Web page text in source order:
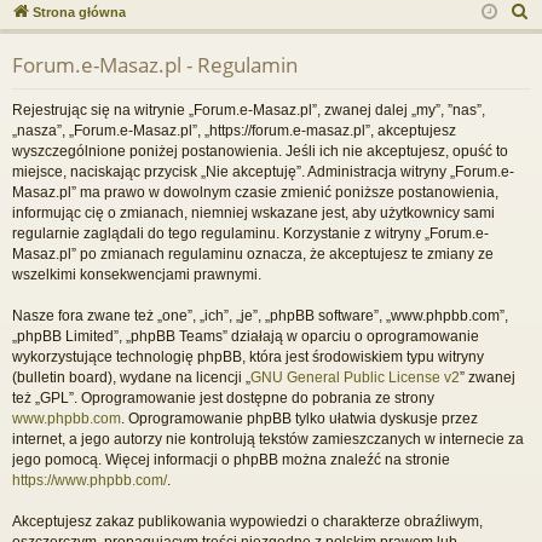
j
…
uj
ę
es
Strona główna
z
Forum.e-Masaz.pl - Regulamin
Rejestrując się na witrynie „Forum.e-Masaz.pl”, zwanej dalej „my”, ”nas”,
„nasza”, „Forum.e-Masaz.pl”, „https://forum.e-masaz.pl”, akceptujesz
wyszczególnione poniżej postanowienia. Jeśli ich nie akceptujesz, opuść to
miejsce, naciskając przycisk „Nie akceptuję”. Administracja witryny „Forum.e-
Masaz.pl” ma prawo w dowolnym czasie zmienić poniższe postanowienia,
informując cię o zmianach, niemniej wskazane jest, aby użytkownicy sami
regularnie zaglądali do tego regulaminu. Korzystanie z witryny „Forum.e-
Masaz.pl” po zmianach regulaminu oznacza, że akceptujesz te zmiany ze
wszelkimi konsekwencjami prawnymi.
Nasze fora zwane też „one”, „ich”, „je”, „phpBB software”, „www.phpbb.com”,
„phpBB Limited”, „phpBB Teams” działają w oparciu o oprogramowanie
wykorzystujące technologię phpBB, która jest środowiskiem typu witryny
(bulletin board), wydane na licencji „ GNU General Public License v2” zwanej
też „GPL”. Oprogramowanie jest dostępne do pobrania ze strony
www.phpbb.com . Oprogramowanie phpBB tylko ułatwia dyskusje przez
internet, a jego autorzy nie kontrolują tekstów zamieszczanych w internecie za
jego pomocą. Więcej informacji o phpBB można znaleźć na stronie
https://www.phpbb.com/.
Akceptujesz zakaz publikowania wypowiedzi o charakterze obraźliwym,